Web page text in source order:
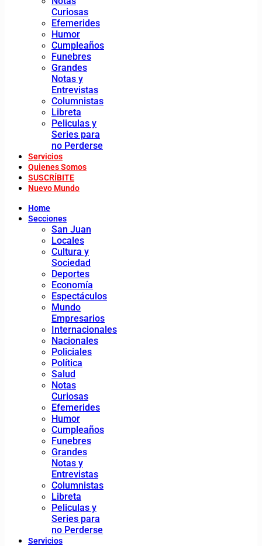
Curiosas
Efemerides
Humor
Cumpleaños
Funebres
Grandes
Notas y
Entrevistas
Columnistas
Libreta
Peliculas y
Series para
no Perderse
Servicios
Quienes Somos
SUSCRÍBITE
Nuevo Mundo
Home
Secciones
San Juan
Locales
Cultura y
Sociedad
Deportes
Economía
Espectáculos
Mundo
Empresarios
Internacionales
Nacionales
Policiales
Política
Salud
Notas
Curiosas
Efemerides
Humor
Cumpleaños
Funebres
Grandes
Notas y
Entrevistas
Columnistas
Libreta
Peliculas y
Series para
no Perderse
Servicios